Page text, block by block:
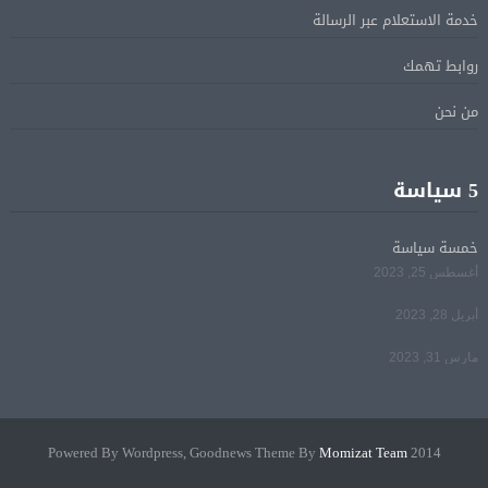
قاسية
الكامل مع اليونان في مواجهة تداعيات حرائق الغابات
الرئيس السيسى يستقبل ملك البحرين فى مطار العلمين
فى زيارة لتعزيز أواصر الأخوة الراسخة بين البلدين
خدمة الاستعلام عبر الرسالة
روابط تهمك
من نحن
5 سياسة
خمسة سياسة
أغسطس 25, 2023
أبريل 28, 2023
مارس 31, 2023
2014 Powered By Wordpress, Goodnews Theme By
Momizat Team